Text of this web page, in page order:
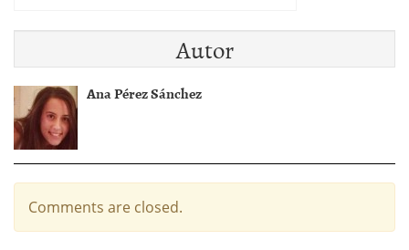
Autor
Ana Pérez Sánchez
Comments are closed.